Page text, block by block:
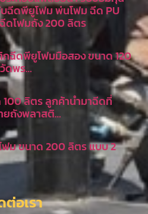
ฉีดพียูโฟม พ่นโฟม ฉีด PU
ดโฟมถัง 200 ลิตร
ฉีดพียูโฟมมือสอง ขนาด 120
ดพร…
ลิตร ลูกค้านำมาฉีดที่
ยถังพลาสติ…
ม ขนาด 200 ลิตร แบบ 2
อเรา